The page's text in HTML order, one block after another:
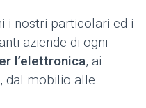
i nostri particolari ed i
aziende di ogni
l’elettronica, ai
dal mobilio alle